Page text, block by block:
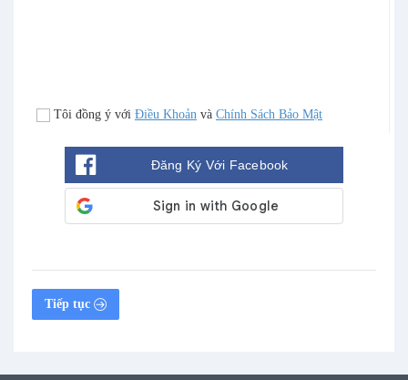
Tôi đồng ý với Điều Khoản và Chính Sách Bảo Mật
Đăng Ký Với Facebook
Tiếp tục